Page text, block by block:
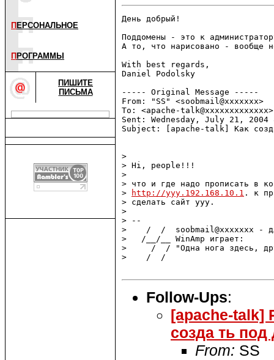
П ЕРСОНАЛЬНОЕ
П РОГРАММЫ
ПИШИТЕ
ПИСЬМА
День добрый!
Поддомены - это к
А то, что нарисовано - вообще
With best regards,
Daniel Podolsky
----- Original Message -----
From: "SS" <soobmail@xxxxxxx>
To: <apache-talk@xxxxxxxxxxxxx>
Sent: Wednesday, July 21, 2004
Subject: [apache-talk] Как
>
> Hi, people!!!
>
> что и где надо прописать в
>
http://yyy.192.168.10.1 . к
> сделать сайт yyy.
>
> --
>    /  /  soobmail@xxxxxxx -
>   /__/__ WinAmp играет:
>     /  / "Одна нога здесь,
>    /  /
Follow-Ups:
[apache-talk]
созда ть
From: SS